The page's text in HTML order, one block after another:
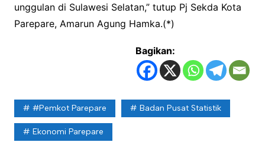
unggulan di Sulawesi Selatan,” tutup Pj Sekda Kota
Parepare, Amarun Agung Hamka.(*)
Bagikan:
#Pemkot Parepare Badan Pusat Statistik
Ekonomi Parepare